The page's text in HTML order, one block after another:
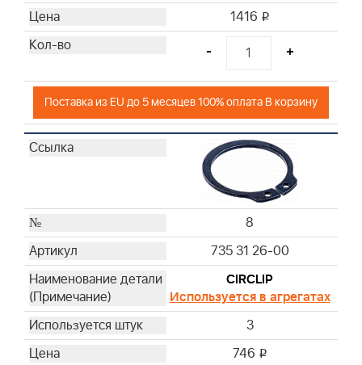
1416 i
- +
Поставка из EU до 5 месяцев 100% оплата В корзину
8
735 31 26-00
CIRCLIP
Используется в агрегатах
3
746 i